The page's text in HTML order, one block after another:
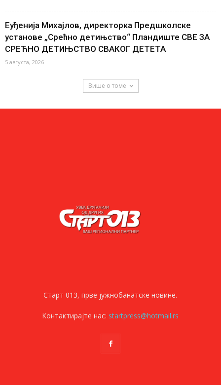
Еуђенија Михајлов, директорка Предшколске
установе „Срећно детињство“ Пландиште СВЕ ЗА
СРЕЋНО ДЕТИЊСТВО СВАКОГ ДЕТЕТА
5 августа, 2026
Више о томе
Старт 013, прве јужнобанатске новине.
Контактирајте нас: startpress@hotmail.rs